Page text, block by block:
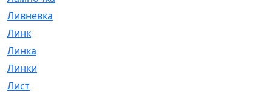
Ливневка
Линк
Линка
Линки
Лист